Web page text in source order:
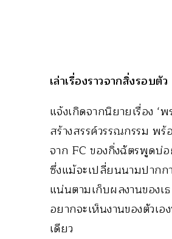
เล่าเรื่องราวจากสิ่งรอบตัว
แจ้งเกิดจากนิยายเรื่อง ‘
สร้างสรรค์วรรณกรรม พ
จาก FC ของกิ่งฉัตรพูดบ่อ
ซึ่งแม้จะเปลี่ยนนามปาก
แน่นตามเก็บผลงานของ
อยากจะเห็นงานของตัวเ
เดียว